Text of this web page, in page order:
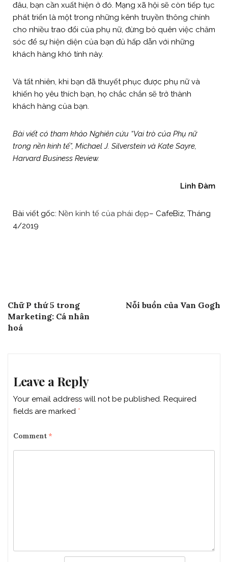
đâu, bạn cần xuất hiện ở đó. Mạng xã hội sẽ còn tiếp tục
phát triển là một trong những kênh truyền thông chính
cho nhiều trao đổi của phụ nữ, đừng bỏ quên việc chăm
sóc để sự hiện diện của bạn đủ hấp dẫn với những
khách hàng khó tính này.
Và tất nhiên, khi bạn đã thuyết phục được phụ nữ và
khiến họ yêu thích bạn, họ chắc chắn sẽ trở thành
khách hàng của bạn.
Bài viết có tham khảo Nghiên cứu “Vai trò của Phụ nữ
trong nền kinh tế”, Michael J. Silverstein và Kate Sayre,
Harvard Business Review.
Linh Đàm
Bài viết gốc: Nền kinh tế của phái đẹp– CafeBiz, Tháng
4/2019
Post
navigation
Chữ P thứ 5 trong
Marketing: Cá nhân
hoá
Nỗi buồn của Van Gogh
Leave a Reply
Your email address will not be published. Required
fields are marked *
Comment *